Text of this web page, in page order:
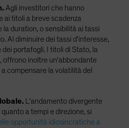
Agli investitori che hanno
ai titoli a breve scadenza
duration, o sensibilità ai tassi
Al diminuire dei tassi d'interesse,
dei portafogli. I titoli di Stato, la
offrono inoltre un'abbondante
compensare la volatilità del
L'andamento divergente
a tempi e direzione, si
opportunità idiosincratiche a